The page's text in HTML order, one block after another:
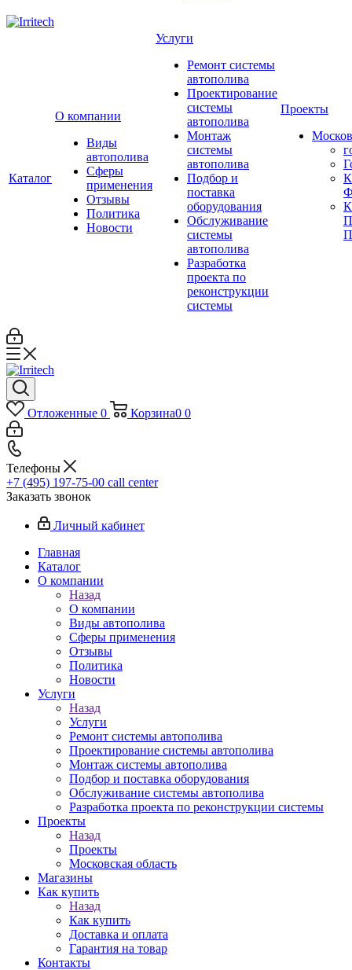
Каталог
О компании
Виды
автополива
Сферы
применения
Отзывы
Политика
Новости
Услуги
Ремонт системы
автополива
Проектирование
системы
автополива
Монтаж
системы
автополива
Подбор и
поставка
оборудования
Обслуживание
системы
автополива
Разработка
проекта по
реконструкции
системы
Проекты
Отложенные 0 Корзина0 0
Телефоны
+7 (495) 197-75-00 call center
Заказать звонок
Личный кабинет
Главная
Каталог
О компании
Назад
О компании
Виды автополива
Сферы применения
Отзывы
Политика
Новости
Услуги
Назад
Услуги
Ремонт системы автополива
Проектирование системы автополива
Монтаж системы автополива
Подбор и поставка оборудования
Обслуживание системы автополива
Разработка проекта по реконструкции системы
Проекты
Назад
Проекты
Московская область
Магазины
Как купить
Назад
Как купить
Доставка и оплата
Гарантия на товар
Контакты